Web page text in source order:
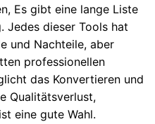
Es gibt eine lange Liste
Jedes dieser Tools hat
und Nachteile, aber
professionellen
das Konvertieren und
Qualitätsverlust,
eine gute Wahl.